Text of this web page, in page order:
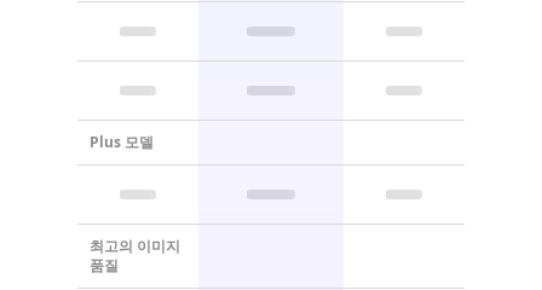
Plus 모델
최고의 이미지
품질